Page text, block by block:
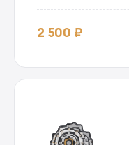
2 500 ₽